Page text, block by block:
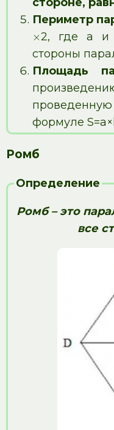
Периметр
×2, где а и
стороны
Площадь
формуле
Ромб
Определение
Ромб – это
все